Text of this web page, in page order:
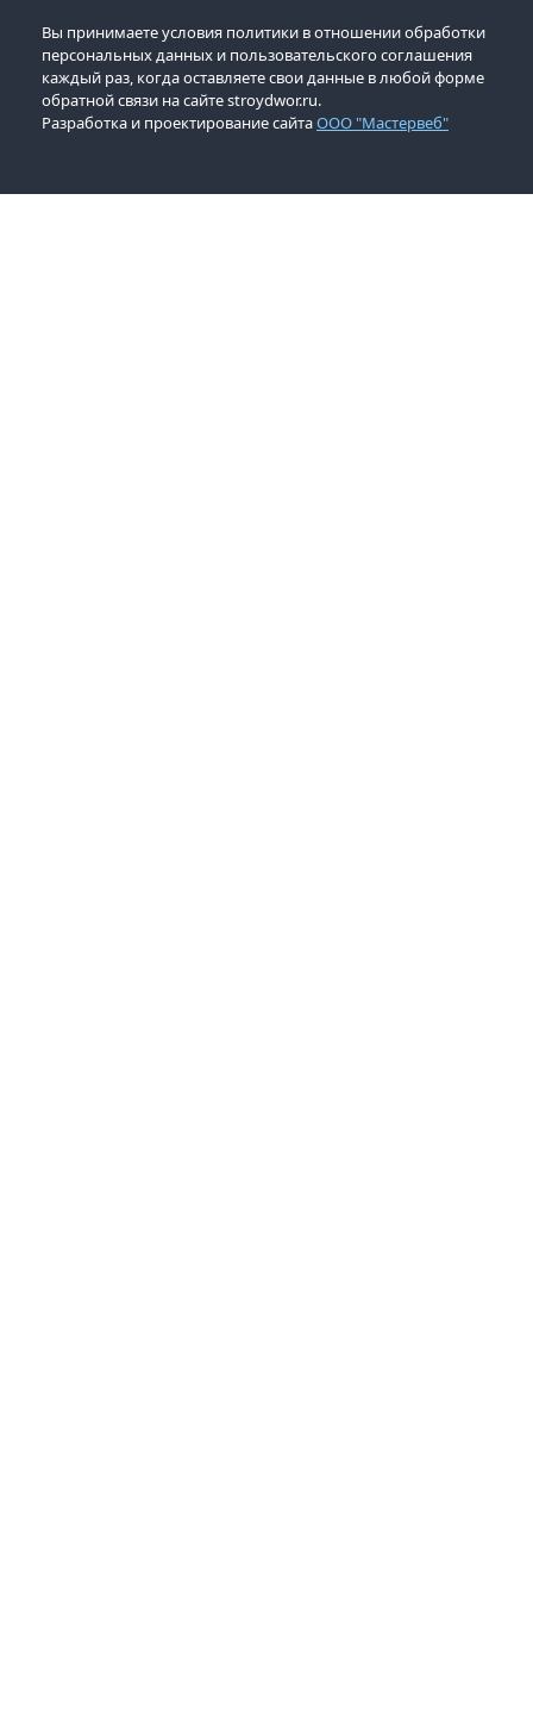
Вы принимаете условия политики в отношении обработки
персональных данных и пользовательского соглашения
каждый раз, когда оставляете свои данные в любой форме
обратной связи на сайте stroydwor.ru.
Разработка и проектирование сайтаООО "Мастервеб"